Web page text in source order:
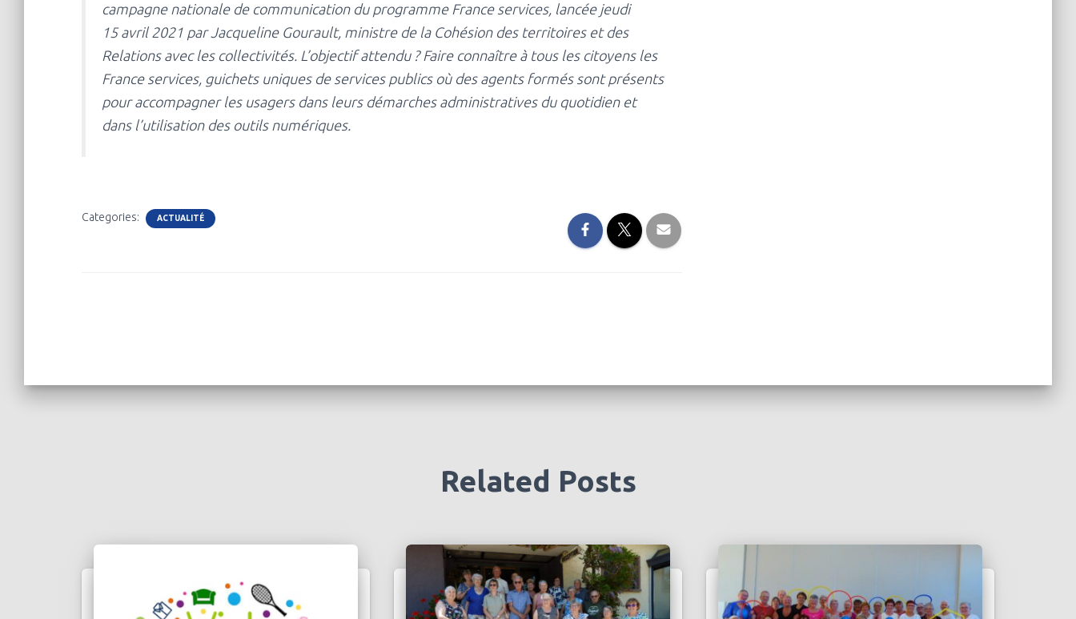
campagne nationale de communication du programme France services, lancée jeudi
15 avril 2021 par Jacqueline Gourault, ministre de la Cohésion des territoires et des
Relations avec les collectivités. L’objectif attendu ? Faire connaître à tous les citoyens les
France services, guichets uniques de services publics où des agents formés sont présents
pour accompagner les usagers dans leurs démarches administratives du quotidien et
dans l’utilisation des outils numériques.
Categories: ACTUALITÉ
Related Posts